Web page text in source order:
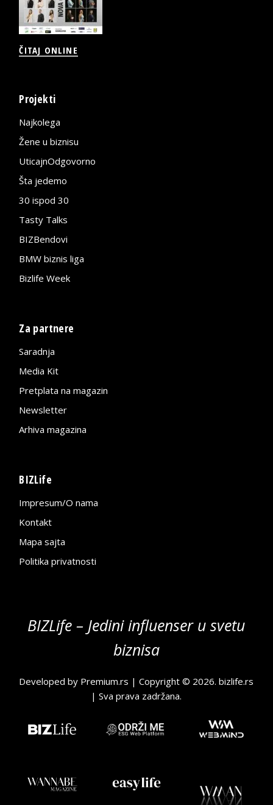
ČITAJ ONLINE
Projekti
Najkolega
Žene u biznisu
UticajnOdgovorno
Šta jedemo
30 ispod 30
Tasty Talks
BIZBendovi
BMW biznis liga
Bizlife Week
Za partnere
Saradnja
Media Kit
Pretplata na magazin
Newsletter
Arhiva magazina
BIZLife
Impresum/O nama
Kontakt
Mapa sajta
Politika privatnosti
BIZLife – Jedini influenser u svetu
biznisa
Developed by Premium.rs | Copyright © 2026.bizlife.rs
| Sva prava zadržana.